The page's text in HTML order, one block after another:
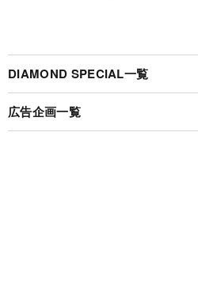
DIAMOND SPECIAL一覧
広告企画一覧